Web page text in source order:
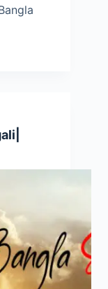
Bangla